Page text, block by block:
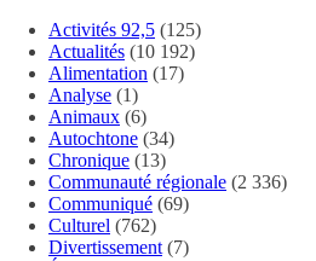
Activités 92,5 (125)
Actualités (10 192)
Alimentation (17)
Analyse (1)
Animaux (6)
Autochtone (34)
Chronique (13)
Communauté régionale (2 336)
Communiqué (69)
Culturel (762)
Divertissement (7)